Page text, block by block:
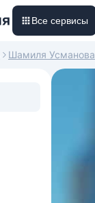
Все сервисы
Шамиля Усманова